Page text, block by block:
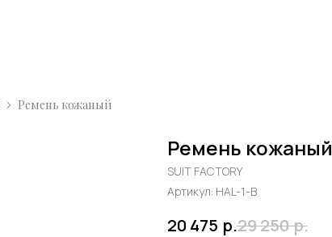
Ремень кожаный
Ремень кожаный
SUIT FACTORY
Артикул: HAL-1-B
20 475 р.29 250 р.